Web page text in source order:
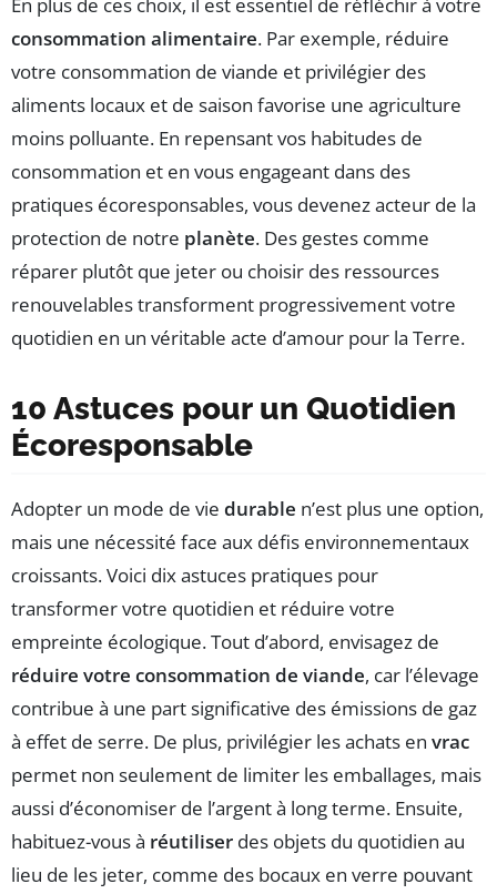
En plus de ces choix, il est essentiel de réfléchir à votre
consommation alimentaire. Par exemple, réduire
votre consommation de viande et privilégier des
aliments locaux et de saison favorise une agriculture
moins polluante. En repensant vos habitudes de
consommation et en vous engageant dans des
pratiques écoresponsables, vous devenez acteur de la
protection de notre planète. Des gestes comme
réparer plutôt que jeter ou choisir des ressources
renouvelables transforment progressivement votre
quotidien en un véritable acte d’amour pour la Terre.
10 Astuces pour un Quotidien
Écoresponsable
Adopter un mode de vie durable n’est plus une option,
mais une nécessité face aux défis environnementaux
croissants. Voici dix astuces pratiques pour
transformer votre quotidien et réduire votre
empreinte écologique. Tout d’abord, envisagez de
réduire votre consommation de viande, car l’élevage
contribue à une part significative des émissions de gaz
à effet de serre. De plus, privilégier les achats en vrac
permet non seulement de limiter les emballages, mais
aussi d’économiser de l’argent à long terme. Ensuite,
habituez-vous à réutiliser des objets du quotidien au
lieu de les jeter, comme des bocaux en verre pouvant